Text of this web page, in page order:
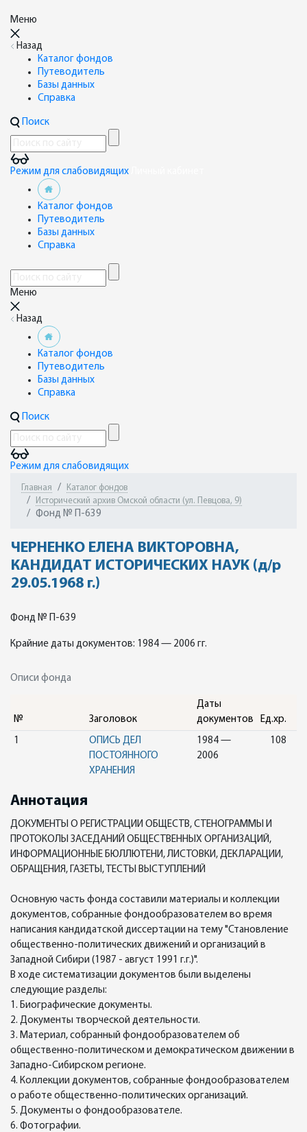
Меню
Назад
Каталог фондов
Путеводитель
Базы данных
Справка
Поиск
Режим для слабовидящих
Каталог фондов
Путеводитель
Базы данных
Справка
Меню
Назад
Каталог фондов
Путеводитель
Базы данных
Справка
Поиск
Режим для слабовидящих
Главная
Каталог фондов
Исторический архив Омской области (ул. Певцова, 9)
Фонд № П-639
ЧЕРНЕНКО ЕЛЕНА ВИКТОРОВНА,
КАНДИДАТ ИСТОРИЧЕСКИХ НАУК (д/р
29.05.1968 г.)
Фонд № П-639
Крайние даты документов: 1984 — 2006 гг.
Описи фонда
№ Заголовок
Даты
документов
Ед.хр.
1
ОПИСЬ ДЕЛ
ПОСТОЯННОГО
ХРАНЕНИЯ
1984 —
2006
108
Аннотация
ДОКУМЕНТЫ О РЕГИСТРАЦИИ ОБЩЕСТВ, СТЕНОГРАММЫ И
ПРОТОКОЛЫ ЗАСЕДАНИЙ ОБЩЕСТВЕННЫХ ОРГАНИЗАЦИЙ,
ИНФОРМАЦИОННЫЕ БЮЛЛЮТЕНИ, ЛИСТОВКИ, ДЕКЛАРАЦИИ,
ОБРАЩЕНИЯ, ГАЗЕТЫ, ТЕСТЫ ВЫСТУПЛЕНИЙ
Основную часть фонда составили материалы и коллекции
документов, собранные фондообразователем во время
написания кандидатской диссертации на тему "Становление
общественно-политических движений и организаций в
Западной Сибири (1987 - август 1991 г.г.)".
В ходе систематизации документов были выделены
следующие разделы:
1. Биографические документы.
2. Документы творческой деятельности.
3. Материал, собранный фондообразователем об
общественно-политическом и демократическом движении в
Западно-Сибирском регионе.
4. Коллекции документов, собранные фондообразователем
о работе общественно-политических организаций.
5. Документы о фондообразователе.
6. Фотографии.